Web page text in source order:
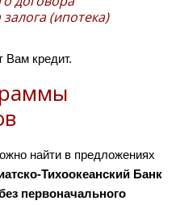
(ипотека)
Вам кредит.
найти в предложениях
Тихоокеанский Банк
первоначального